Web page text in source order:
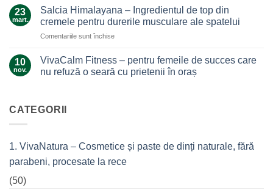
lasă
la…
durerile
secrete
ascunde
masca
antiacneică
argilă
23
mart.
Salcia Himalayana – Ingredientul de top din
cremele pentru durerile musculare ale spatelui
Comentariile sunt închisepentru
Himalayana
Ingredientul
musculare
ale
10
nov.
VivaCalm Fitness – pentru femeile de succes care
nu refuză o seară cu prietenii în oraș
VivaCalm
Fitness
de
care
CATEGORII
1. VivaNatura – Cosmetice și paste de dinți naturale, fără
parabeni, procesate la rece
(50)